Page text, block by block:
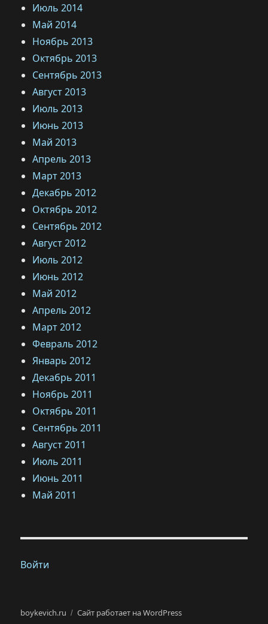
Июль 2014
Май 2014
Ноябрь 2013
Октябрь 2013
Сентябрь 2013
Август 2013
Июль 2013
Июнь 2013
Май 2013
Апрель 2013
Март 2013
Декабрь 2012
Октябрь 2012
Сентябрь 2012
Август 2012
Июль 2012
Июнь 2012
Май 2012
Апрель 2012
Март 2012
Февраль 2012
Январь 2012
Декабрь 2011
Ноябрь 2011
Октябрь 2011
Сентябрь 2011
Август 2011
Июль 2011
Июнь 2011
Май 2011
Войти
boykevich.ru Сайт работает на WordPress